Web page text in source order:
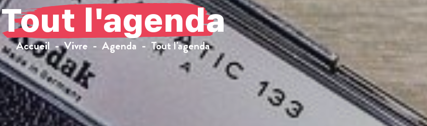
Tout l'agenda
Accueil Vivre Agenda Tout l'agenda